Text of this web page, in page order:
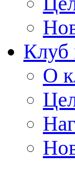
Клуб
О